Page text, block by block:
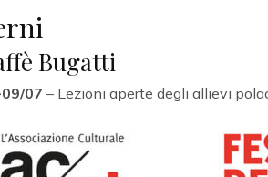
Bugatti
07 – Lezioni aperte degli allievi